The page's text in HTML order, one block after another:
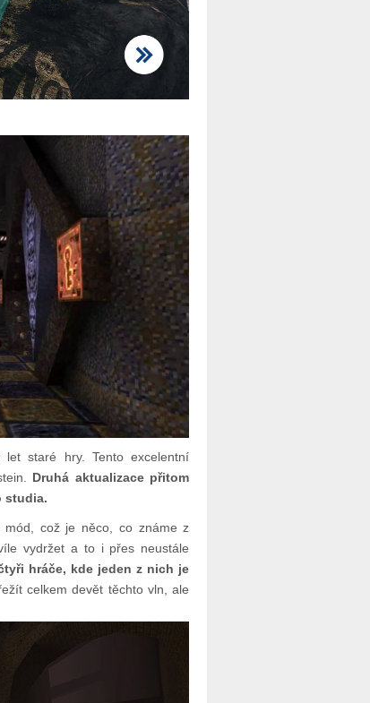
staré hry. Tento excelentní
Druhá aktualizace přitom
studia.
mód, což je něco, co známe z
vydržet a to i přes neustále
hráče, kde jeden z nich je
celkem devět těchto vln, ale